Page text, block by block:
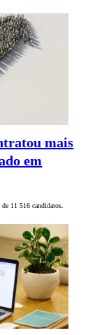
mais
em
11 516 candidatos.